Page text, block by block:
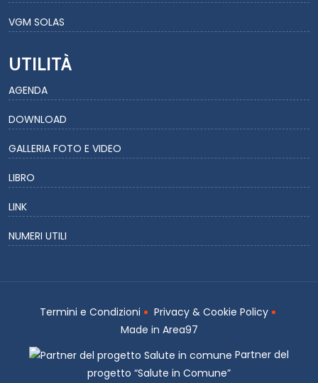
VGM SOLAS
UTILITÀ
AGENDA
DOWNLOAD
GALLERIA FOTO E VIDEO
LIBRO
LINK
NUMERI UTILI
Termini e Condizioni
Privacy & Cookie Policy
Made in Area97
Partner del
progetto “Salute in Comune”